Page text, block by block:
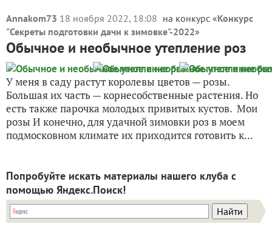
Annakom73 18 ноября 2022, 18:08 на конкурс «Конкурс
"Секреты подготовки дачи к зимовке"-2022»
Обычное и необычное утепление роз
У меня в саду растут королевы цветов — розы.
Большая их часть — корнесобственные растения. Но
есть также парочка молодых привитых кустов. Мои
розы И конечно, для удачной зимовки роз в моем
подмосковном климате их приходится готовить к...
Попробуйте искать материалы нашего клуба с
помощью Яндекс.Поиск!